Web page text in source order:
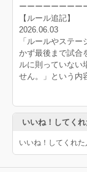
ーーーーーーーー
【ルール追記】
2026.06.03
「ルールやステ
かず最後まで試合
ルに則っていない
せん。」という内
いいね！してくれ
いいね！してくれた